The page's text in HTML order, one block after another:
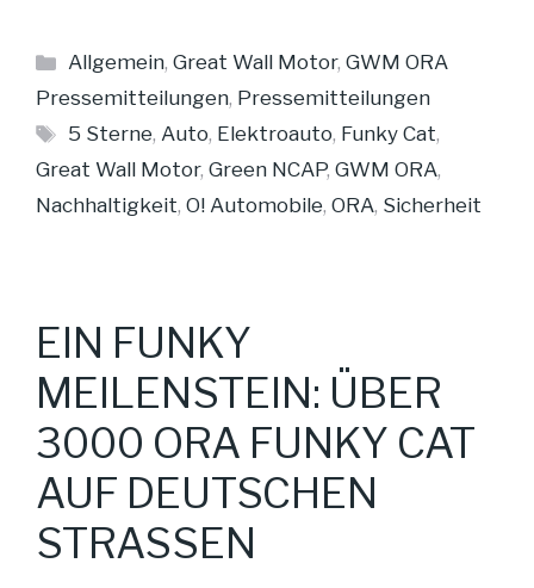
Kategorien
Allgemein,Great Wall Motor,GWM ORA
Pressemitteilungen, Pressemitteilungen
Schlagwörter
5 Sterne,Auto, Elektroauto, Funky Cat,
Great Wall Motor, Green NCAP, GWM ORA,
Nachhaltigkeit, O! Automobile, ORA, Sicherheit
EIN FUNKY
MEILENSTEIN: ÜBER
3000 ORA FUNKY CAT
AUF DEUTSCHEN
STRASSEN